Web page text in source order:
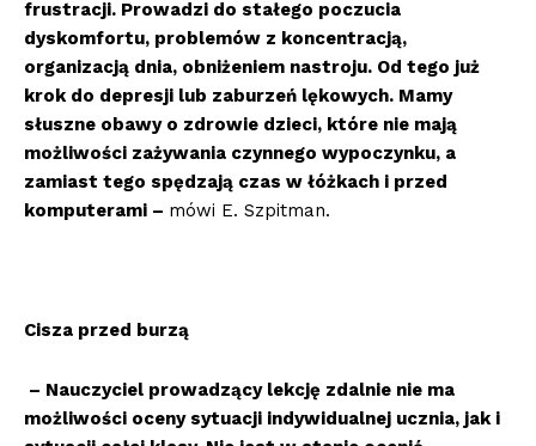
frustracji. Prowadzi do stałego poczucia
dyskomfortu, problemów z koncentracją,
organizacją dnia, obniżeniem nastroju. Od tego już
krok do depresji lub zaburzeń lękowych. Mamy
słuszne obawy o zdrowie dzieci, które nie mają
możliwości zażywania czynnego wypoczynku, a
zamiast tego spędzają czas w łóżkach i przed
komputerami – mówi E. Szpitman.
Cisza przed burzą
– Nauczyciel prowadzący lekcję zdalnie nie ma
możliwości oceny sytuacji indywidualnej ucznia, jak i